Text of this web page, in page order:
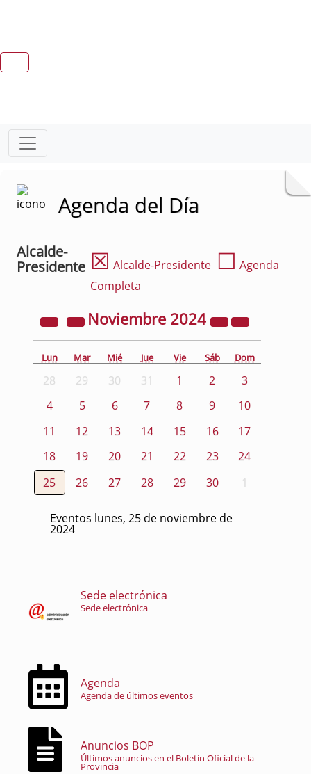
Agenda del Día
Alcalde-
Presidente ☒ Alcalde-Presidente ☐ Agenda
Completa
Noviembre 2024
Lun Mar Mié Jue Vie Sáb Dom
28 29 30 31 1 2
3
4
5 6 7 8 9
10
11
12 13 14 15 16
17
18
19 20 21 22 23
24
25
26 27 28 29 30 1
Eventos lunes, 25 de noviembre de
2024
Sede electrónica
Sede electrónica
Agenda
Agenda de últimos eventos
Anuncios BOP
Últimos anuncios en el Boletín Oficial de la
Provincia